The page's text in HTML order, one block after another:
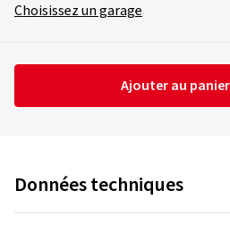
Choisissez un garage
Ajouter au panier
Données techniques